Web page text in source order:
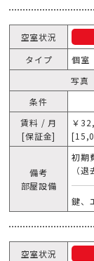
空室状況
タイプ
個室
写真
条件
賃料 / 月
[保証金]
￥
備考
部屋設備
初期
（
鍵、
空室状況